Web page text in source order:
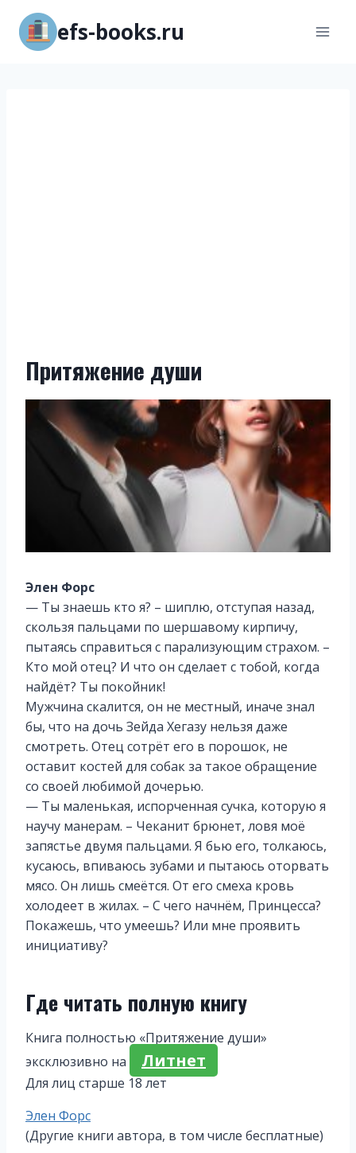
Перейти
содержимому
efs-books.ru
Притяжение души
Элен Форс
— Ты знаешь кто я? – шиплю, отступая назад,
скользя пальцами по шершавому кирпичу,
пытаясь справиться с парализующим страхом. –
Кто мой отец? И что он сделает с тобой, когда
найдёт? Ты покойник!
Мужчина скалится, он не местный, иначе знал
бы, что на дочь Зейда Хегазу нельзя даже
смотреть. Отец сотрёт его в порошок, не
оставит костей для собак за такое обращение
со своей любимой дочерью.
— Ты маленькая, испорченная сучка, которую я
научу манерам. – Чеканит брюнет, ловя моё
запястье двумя пальцами. Я бью его, толкаюсь,
кусаюсь, впиваюсь зубами и пытаюсь оторвать
мясо. Он лишь смеётся. От его смеха кровь
холодеет в жилах. – С чего начнём, Принцесса?
Покажешь, что умеешь? Или мне проявить
инициативу?
Где читать полную книгу
Книга полностью «Притяжение души»
эксклюзивно на
Литнет
Для лиц старше 18 лет
Метки
записи:
Элен Форс
(Другие книги автора, в том числе бесплатные)